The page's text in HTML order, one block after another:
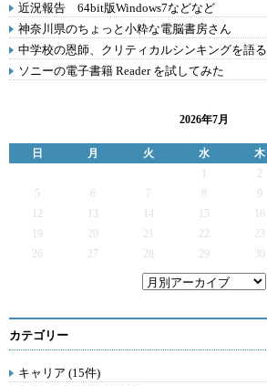
近況報告 64bit版Windows7などなど
神奈川県のちょっと小粋な電脳書房さん
中学校の恩師、クリティカルシンキングを語る
ソニーの電子書籍 Reader を試してみた
2026年7月
日 月 火 水 木
2
5
6 7 9
12
13 14 15 16
19
20 21 22 23
26
27 28 29 30
カテゴリー
キャリア (15件)